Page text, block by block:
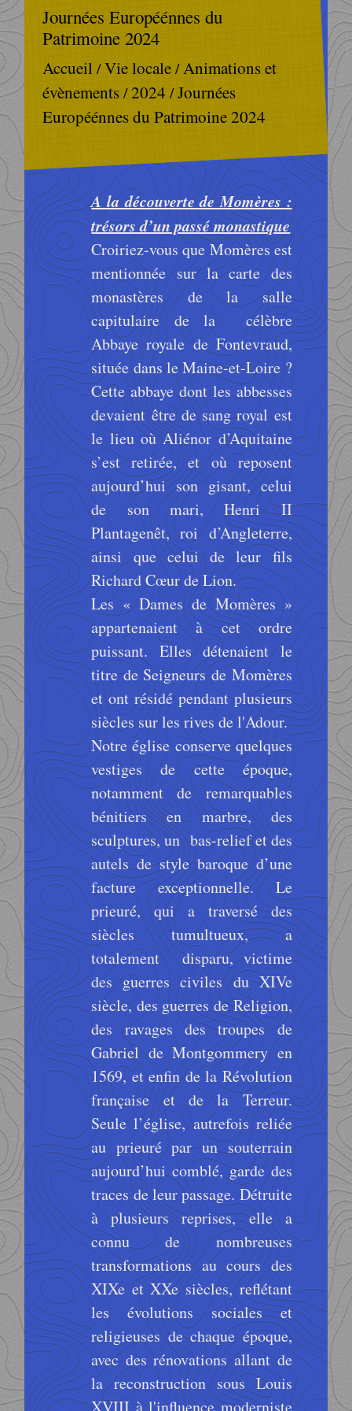
Journées Européénnes du
Patrimoine 2024
Accueil/Vie locale/Animations et
évènements/2024 /Journées
Européénnes du Patrimoine 2024
A la découverte de Momères :
trésors d’un passé monastique
Croiriez-vous que Momères est
mentionnée sur la carte des
monastères de la salle
capitulaire de la célèbre
Abbaye royale de Fontevraud,
située dans le Maine-et-Loire ?
Cette abbaye dont les abbesses
devaient être de sang royal est
le lieu où Aliénor d’Aquitaine
s’est retirée, et où reposent
aujourd’hui son gisant, celui
de son mari, Henri II
Plantagenêt, roi d’Angleterre,
ainsi que celui de leur fils
Richard Cœur de Lion.
Les « Dames de Momères »
appartenaient à cet ordre
puissant. Elles détenaient le
titre de Seigneurs de Momères
et ont résidé pendant plusieurs
siècles sur les rives de l'Adour.
Notre église conserve quelques
vestiges de cette époque,
notamment de remarquables
bénitiers en marbre, des
sculptures, un bas-relief et des
autels de style baroque d’une
facture exceptionnelle. Le
prieuré, qui a traversé des
siècles tumultueux, a
totalement disparu, victime
des guerres civiles du XIVe
siècle, des guerres de Religion,
des ravages des troupes de
Gabriel de Montgommery en
1569, et enfin de la Révolution
française et de la Terreur.
Seule l’église, autrefois reliée
au prieuré par un souterrain
aujourd’hui comblé, garde des
traces de leur passage. Détruite
à plusieurs reprises, elle a
connu de nombreuses
transformations au cours des
XIXe et XXe siècles, reflétant
les évolutions sociales et
religieuses de chaque époque,
avec des rénovations allant de
la reconstruction sous Louis
XVIII à l'influence moderniste